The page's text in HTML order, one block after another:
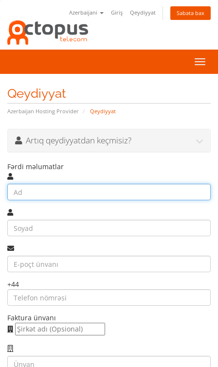
Azerbaijani Giriş Qeydiyyat Səbətə bax
keçid
Qeydiyyat
Azerbaijan Hosting Provider Qeydiyyat
Artıq qeydiyyatdan keçmisiz?
Fərdi məlumatlar
+44
Faktura ünvanı